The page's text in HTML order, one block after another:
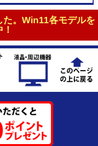
。Win11各モデルを